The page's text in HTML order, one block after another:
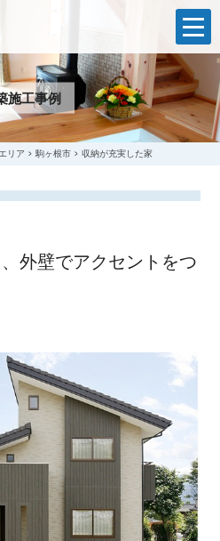
t
o
g
g
l
e
n
a
v
t
i
施工事例
リア 駒ヶ根市 収納が充実した家
外壁でアクセントをつ